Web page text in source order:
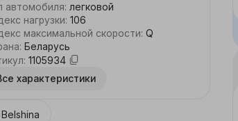
автомобиля: легковой
нагрузки: 106
максимальной скорости: Q
: Беларусь
: 1105934
характеристики
Belshina